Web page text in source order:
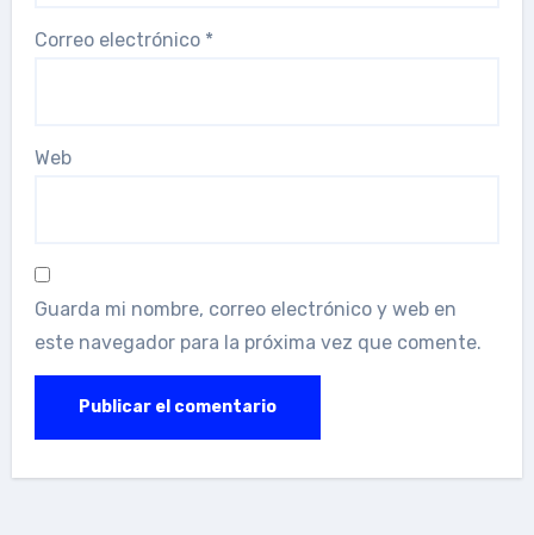
Correo electrónico *
Web
Guarda mi nombre, correo electrónico y web en
este navegador para la próxima vez que comente.